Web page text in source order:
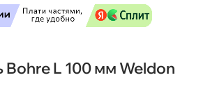
Bohre L 100 мм Weldon